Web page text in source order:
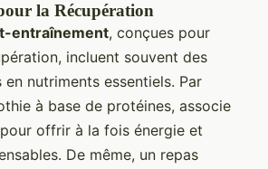
la Récupération
entraînement, conçues pour
incluent souvent des
nutriments essentiels. Par
à base de protéines, associe
offrir à la fois énergie et
De même, un repas